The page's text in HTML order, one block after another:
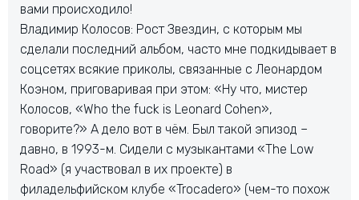
вами происходило!
Владимир Колосов: Рост Звездин, с которым мы
сделали последний альбом, часто мне подкидывает в
соцсетях всякие приколы, связанные с Леонардом
Коэном, приговаривая при этом: «Ну что, мистер
Колосов, «Who the fuck is Leonard Cohen»,
говорите?» А дело вот в чём. Был такой эпизод –
давно, в 1993-м. Сидели с музыкантами «The Low
Road» (я участвовал в их проекте) в
филадельфийском клубе «Trocadero» (чем-то похож